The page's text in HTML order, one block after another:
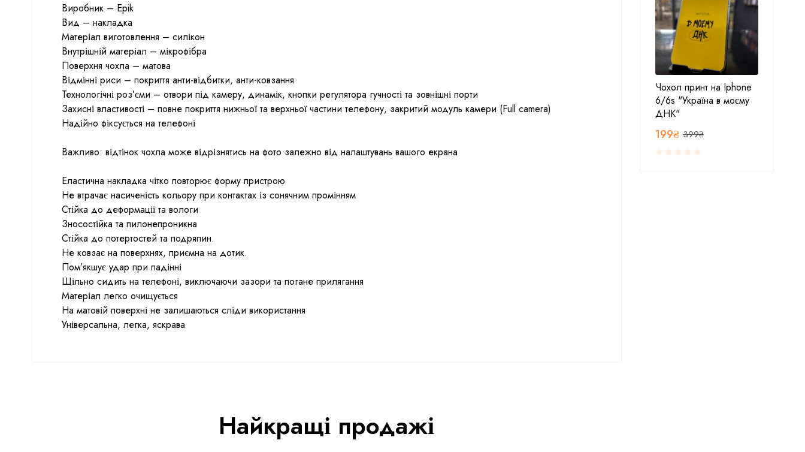
Виробник – Epik
Вид – накладка
Матеріал виготовлення – силікон
Внутрішній матеріал – мікрофібра
Поверхня чохла – матова
Відмінні риси – покриття анти-відбитки, анти-ковзання
Технологічні роз’єми – отвори під камеру, динамік, кнопки регулятора гучності та зовнішні порти
Захисні властивості – повне покриття нижньої та верхньої частини телефону, закритий модуль камери (Full camera)
Надійно фіксується на телефоні
Важливо: відтінок чохла може відрізнятись на фото залежно від налаштувань вашого екрана
Еластична накладка чітко повторює форму пристрою
Не втрачає насиченість кольору при контактах із сонячним промінням
Стійка до деформації та вологи
Зносостійка та пилонепроникна
Стійка до потертостей та подряпин.
Не ковзає на поверхнях, приємна на дотик.
Пом’якшує удар при падінні
Щільно сидить на телефоні, виключаючи зазори та погане прилягання
Матеріал легко очищується
На матовій поверхні не залишаються сліди використання
Універсальна, легка, яскрава
Найкращі продажі
Чохол принт на Iphone
6/6s "Україна в моєму
ДНК"
399₴
199₴